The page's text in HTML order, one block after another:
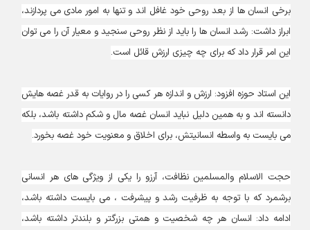
برخی انسان ها از بعد روحی خود غافل اند و تنها به امور مادی می پردازند،
ابراز داشت: رشد انسان ها را باید از نظر روحی سنجید و معیار آن را می توان
این امر قرار داد که برای چه چیزی ارزش قائل است.
این استاد حوزه افزود: ارزش و اندازه هر کسی را در روایات به قدر غصه هایش
دانسته اند و به همین دلیل نباید انسان غصه مال و شکم داشته باشد، بلکه
می بایست به واسطه انسانیتش، برای اخلاق و معنویت خود غصه بخورد.
حجت الاسلام والمسلمین نظافت، آرزو را یکی از ویژگی های هر انسانی
برشمرد که با توجه به ظرفیت رشد و پیشرفت ، می بایست داشته باشد،
ادامه داد: انسان هر چه شخصیت و همتی بزرگتر و بلندتر داشته باشد،